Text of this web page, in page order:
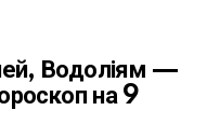
Водоліям —
на 9